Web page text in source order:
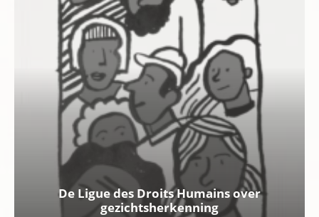
De Ligue des Droits Humains over
gezichtsherkenning